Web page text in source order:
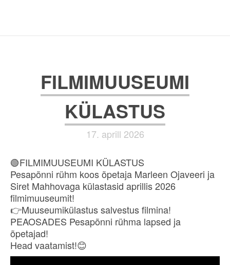
FILMIMUUSEUMI
KÜLASTUS
17. aprill 2026
🟢FILMIMUUSEUMI KÜLASTUS
Pesapõnni rühm koos õpetaja Marleen Ojaveeri ja
Siret Mahhovaga külastasid aprillis 2026
filmimuuseumit!
👉Muuseumikülastus salvestus filmina!
PEAOSADES Pesapõnni rühma lapsed ja
õpetajad!
Head vaatamist!😊